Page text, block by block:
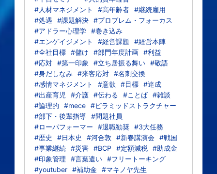
#人材マネジメント
#高年齢者 #継続雇用
#処遇
#課題解決 #プロブレム・フォーカス
#アドラー心理学 #巻き込み
#エンゲイジメント
#経営課題
#経営本陣
#全社目標 #儲け #部門年度計画 #利益
#応対 #第一印象 #立ち居振る舞い #敬語
#身だしなみ #来客応対 #名刺交換
#感情マネジメント
#意欲 #目標 #達成
#出産育児
#介護 #伝わる #ことば #雑談
#論理的
#mece #ピラミッドストラクチャー
#部下・後輩指導 #問題社員
#ローパフォーマー
#退職勧奨 #3大任務
#歴史
#日本史 #河合敦 #新春講演会 #戦国
#事業継続 #災害 #BCP #定額減税 #助成金
#印象管理
#言葉遣い #フリートーキング
#youtuber #補助金
#マキノヤ先生